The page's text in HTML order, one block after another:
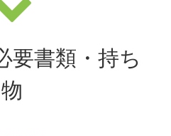
要書類・持ち
物